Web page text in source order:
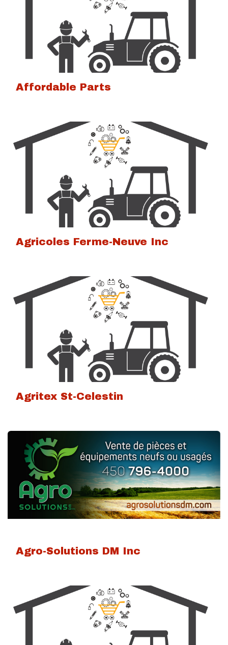
Affordable Parts
Agricoles Ferme-Neuve Inc
Agritex St-Celestin
Agro-Solutions DM Inc